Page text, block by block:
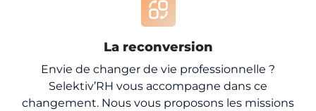
La reconversion
Envie de changer de vie professionnelle ?
Selektiv’RH vous accompagne dans ce
changement. Nous vous proposons les missions